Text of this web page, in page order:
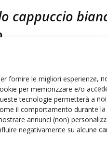
fornire le migliori esperienze,
per memorizzare e/o
tecnologie permetterà a
il comportamento durante
annunci (non)
negativamente su alcune
cappuccio
i più elevati standard
diffuse nella zona
delle brassiche.
per esempio, varietà
. Su richiesta si
Tra le nuove varietà in